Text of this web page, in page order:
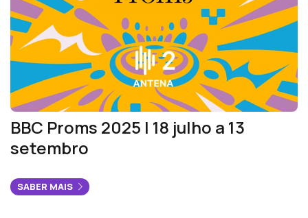
BBC Proms 2025 | 18 julho a 13
setembro
SABER MAIS